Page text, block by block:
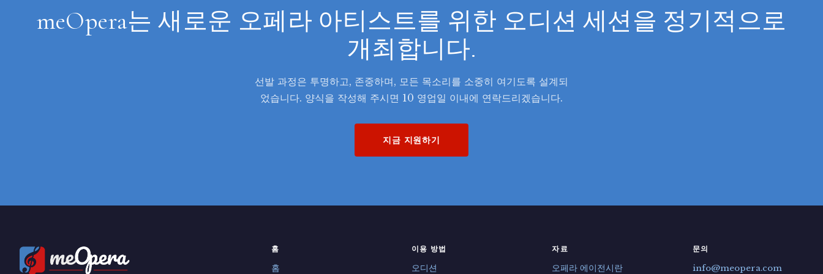
meOpera는 새로운 오페라 아티스트를 위한 오디션 세션을 정기적으로
개최합니다.
선발 과정은 투명하고, 존중하며, 모든 목소리를 소중히 여기도록 설계되
었습니다. 양식을 작성해 주시면 10 영업일 이내에 연락드리겠습니다.
지금 지원하기
홈
홈
이용 방법
오디션
자료
오페라 에이전시란
문의
info@meopera.com